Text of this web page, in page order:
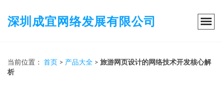
深圳成宜网络发展有限公司
当前位置： 首页 > 产品大全 > 旅游网页设计的网络技术开发核心解
析